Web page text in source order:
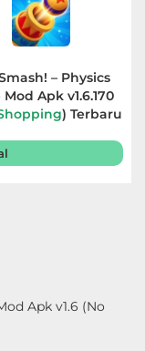
– Physics
Mod Apk v1.6.170
) Terbaru
Apk v1.6 (No